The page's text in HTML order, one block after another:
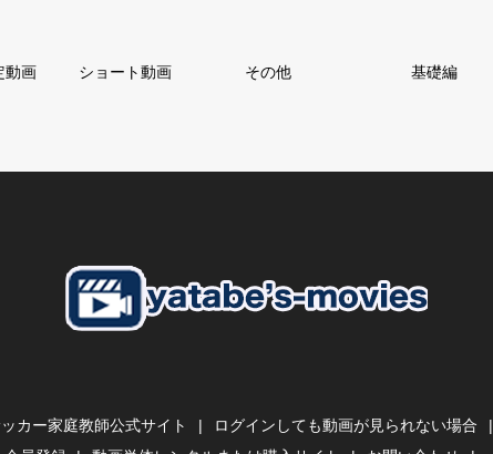
動画 ショート動画 その他 基礎編
カー家庭教師公式サイト
ログインしても動画が見られない場合